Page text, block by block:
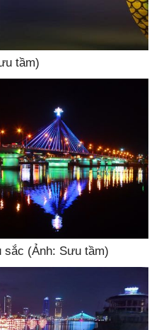
tầm)
sắc (Ảnh: Sưu tầm)